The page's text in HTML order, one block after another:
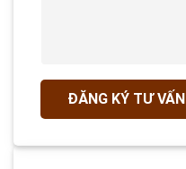
ĐĂNG KÝ TƯ VẤN